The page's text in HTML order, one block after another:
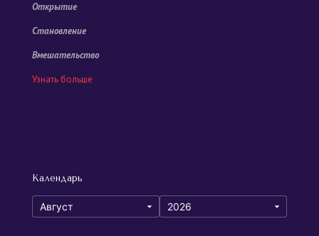
Открытие
Становление
Вмешательство
Узнать больше
Календарь